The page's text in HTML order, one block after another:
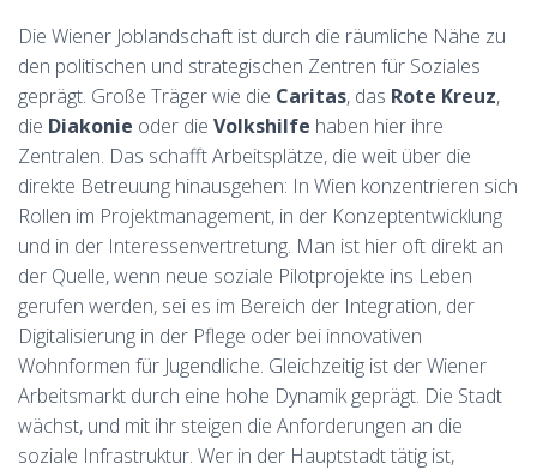
Die Wiener Joblandschaft ist durch die räumliche Nähe zu
den politischen und strategischen Zentren für Soziales
geprägt. Große Träger wie die Caritas, das Rote Kreuz,
die Diakonie oder die Volkshilfe haben hier ihre
Zentralen. Das schafft Arbeitsplätze, die weit über die
direkte Betreuung hinausgehen: In Wien konzentrieren sich
Rollen im Projektmanagement, in der Konzeptentwicklung
und in der Interessenvertretung. Man ist hier oft direkt an
der Quelle, wenn neue soziale Pilotprojekte ins Leben
gerufen werden, sei es im Bereich der Integration, der
Digitalisierung in der Pflege oder bei innovativen
Wohnformen für Jugendliche. Gleichzeitig ist der Wiener
Arbeitsmarkt durch eine hohe Dynamik geprägt. Die Stadt
wächst, und mit ihr steigen die Anforderungen an die
soziale Infrastruktur. Wer in der Hauptstadt tätig ist,